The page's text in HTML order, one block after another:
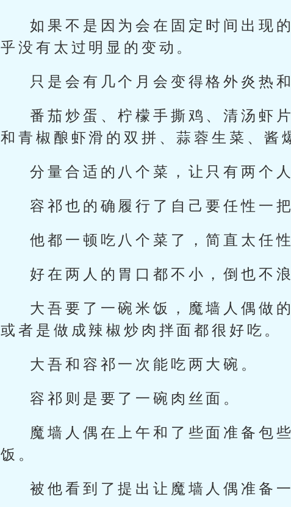
如果不是因为会在固定时间出现
乎没有太过明显的变动。
只是会有几个月会变得格外炎热
番茄炒蛋、柠檬手撕鸡、清汤虾
和青椒酿虾滑的双拼、蒜蓉生菜、酱
分量合适的八个菜，让只有两个
容祁也的确履行了自己要任性一
他都一顿吃八个菜了，简直太任性
好在两人的胃口都不小，倒也不浪
大吾要了一碗米饭，魔墙人偶做
或者是做成辣椒炒肉拌面都很好吃。
大吾和容祁一次能吃两大碗。
容祁则是要了一碗肉丝面。
魔墙人偶在上午和了些面准备包
饭。
被他看到了提出让魔墙人偶准备